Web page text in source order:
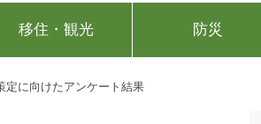
移住・観光 防災
定に向けたアンケート結果